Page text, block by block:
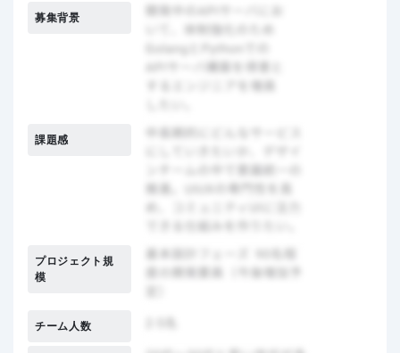
募集背景
課題感
プロジェクト規
模
チーム人数